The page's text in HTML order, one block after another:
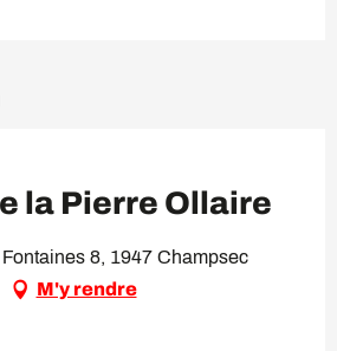
la Pierre Ollaire
8, 1947 Champsec
M'y rendre